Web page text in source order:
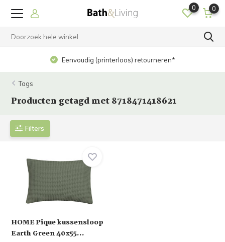
0 0
Eenvoudig (printerloos) retourneren*
Tags
Producten getagd met 8718471418621
Filters
HOME Pique kussensloop
Earth Green 40x55...